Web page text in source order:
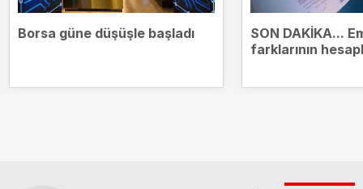
Borsa güne düşüşle başladı
SON DAKİKA...
farklarının